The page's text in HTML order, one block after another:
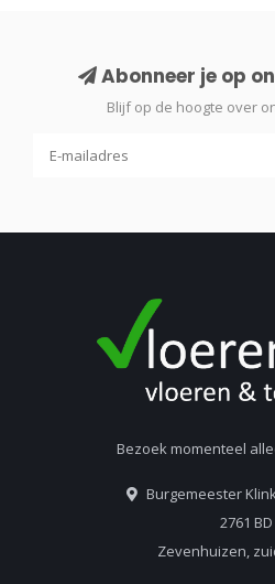
Abonneer je op
Blijf op de hoogte over
Bezoek momenteel
Burgemeester
2761 BD
Zevenhuizen,